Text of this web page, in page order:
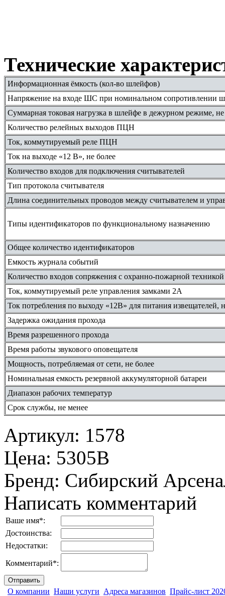
Технические
Информационная ёмкость (кол-во шлейфов)
Напряжение на входе ШС при номинальном сопротивлении
Суммарная токовая нагрузка в шлейфе в дежурном режиме, не
Количество релейных выходов ПЦН
Ток, коммутируемый реле ПЦН
Ток на выходе «12 В», не более
Количество входов для подключения считывателей
Тип протокола считывателя
Длина соединительных проводов между считывателем и
Типы идентификаторов по функциональному назначению
Общее количество идентификаторов
Емкость журнала событий
Количество входов сопряжения с охранно-пожарной техникой
Ток, коммутируемый реле управления замками 2A
Ток потребления по выходу «12В» для питания извещателей,
Задержка ожидания прохода
Время разрешенного прохода
Время работы звукового оповещателя
Мощность, потребляемая от сети, не более
Номинальная емкость резервной аккумуляторной батареи
Диапазон рабочих температур
Срок службы, не менее
Артикул: 1578
Цена: 5305В
Бренд: Сибирский
Написать комментарий
Ваше имя*:
Достоинства:
Недостатки:
Комментарий*:
О компании Наши услуги Адреса магазинов Прайс-лист